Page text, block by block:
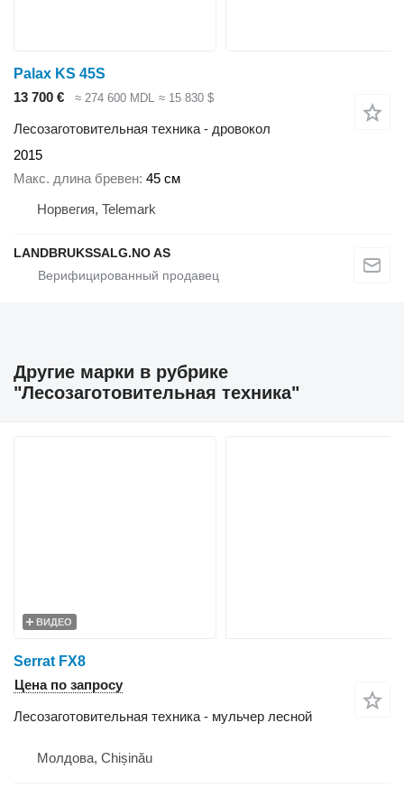
Palax KS 45S
13 700 €
≈ 274 600 MDL ≈ 15 830 $
Лесозаготовительная техника - дровокол
2015
Макс. длина бревен 45 см
Норвегия, Telemark
LANDBRUKSSALG.NO AS
Другие марки в рубрике
"Лесозаготовительная техника"
ВИДЕО
Serrat FX8
Цена по запросу
Лесозаготовительная техника - мульчер лесной
Молдова, Chișinău